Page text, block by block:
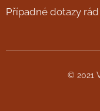
Případné dotazy
© 2021